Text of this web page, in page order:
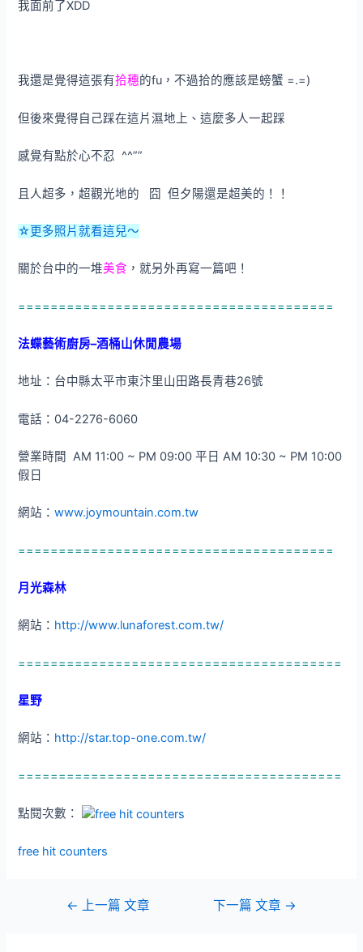
我面前了XDD
我還是覺得這張有拾穗的fu，不過拾的應該是螃蟹 =.=)
但後來覺得自己踩在這片濕地上、這麼多人一起踩
感覺有點於心不忍 ^^””
且人超多，超觀光地的 囧 但夕陽還是超美的！！
☆更多照片就看這兒～
關於台中的一堆美食 ，就另外再寫一篇吧！
=======================================
法蝶藝術廚房–酒桶山休閒農場
地址：台中縣太平市東汴里山田路長青巷26號
電話：04-2276-6060
營業時間 AM 11:00 ~ PM 09:00 平日 AM 10:30 ~ PM 10:00
假日
網站：www.joymountain.com.tw
=======================================
月光森林
網站： http://www.lunaforest.com.tw/
========================================
星野
網站： http://star.top-one.com.tw/
========================================
點閱次數：
free hit counters
← 上一篇 文章 下一篇 文章 →